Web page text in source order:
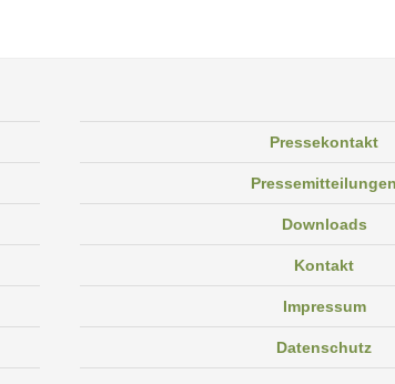
Pressekontakt
Pressemitteilungen
Downloads
Kontakt
Impressum
Datenschutz